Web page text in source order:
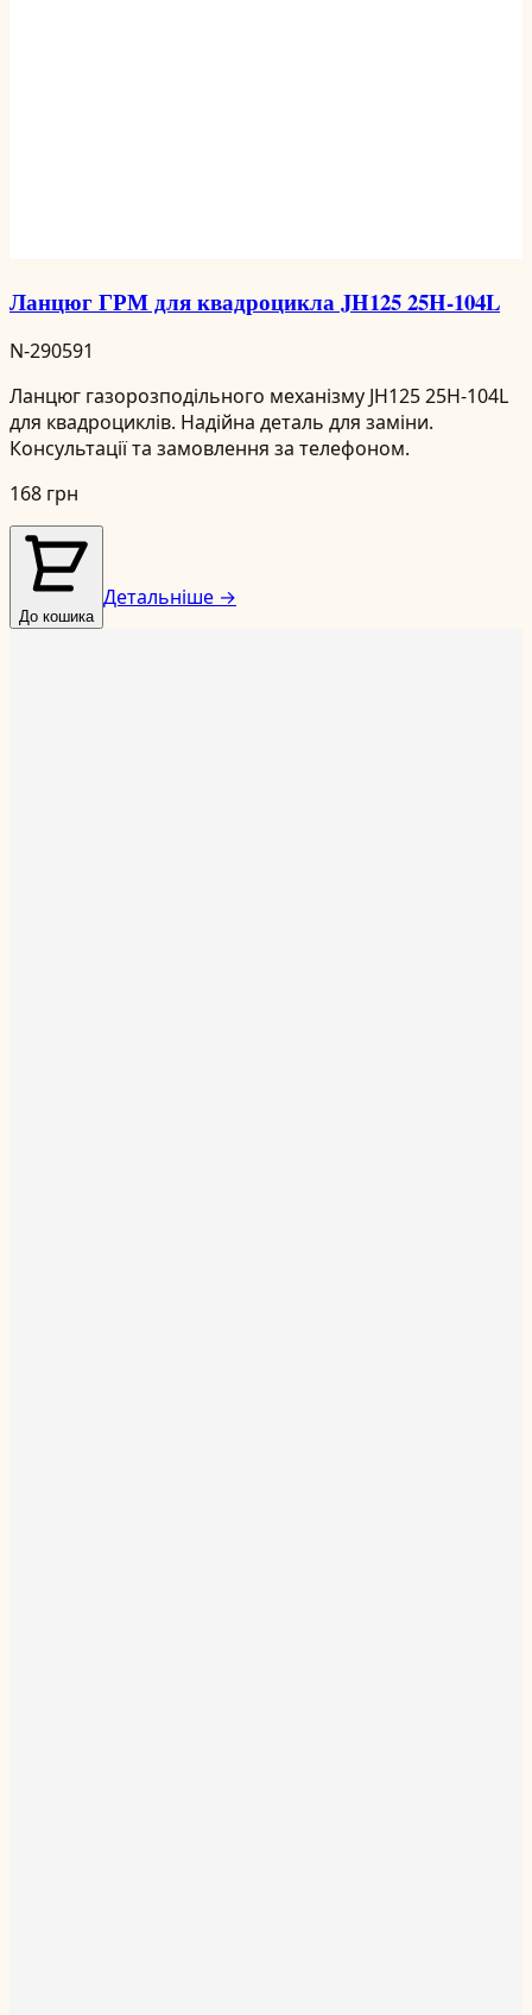
Ланцюг ГРМ для квадроцикла JH125 25H-104L
N-290591
Ланцюг газорозподільного механізму JH125 25H-104L
для квадроциклів. Надійна деталь для заміни.
Консультації та замовлення за телефоном.
168 грн
До кошика
Детальніше →